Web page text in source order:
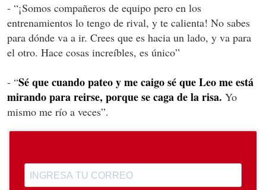
- “¡Somos compañeros de equipo pero en los
entrenamientos lo tengo de rival, y te calienta! No sabes
para dónde va a ir. Crees que es hacia un lado, y va para
el otro. Hace cosas increíbles, es único”
- “Sé que cuando pateo y me caigo sé que Leo me está
mirando para reirse, porque se caga de la risa. Yo
mismo me río a veces”.